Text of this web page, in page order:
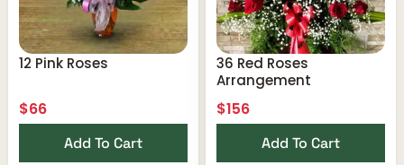
12 Pink Roses
$66
Add To Cart
36 Red Roses
Arrangement
$156
Add To Cart